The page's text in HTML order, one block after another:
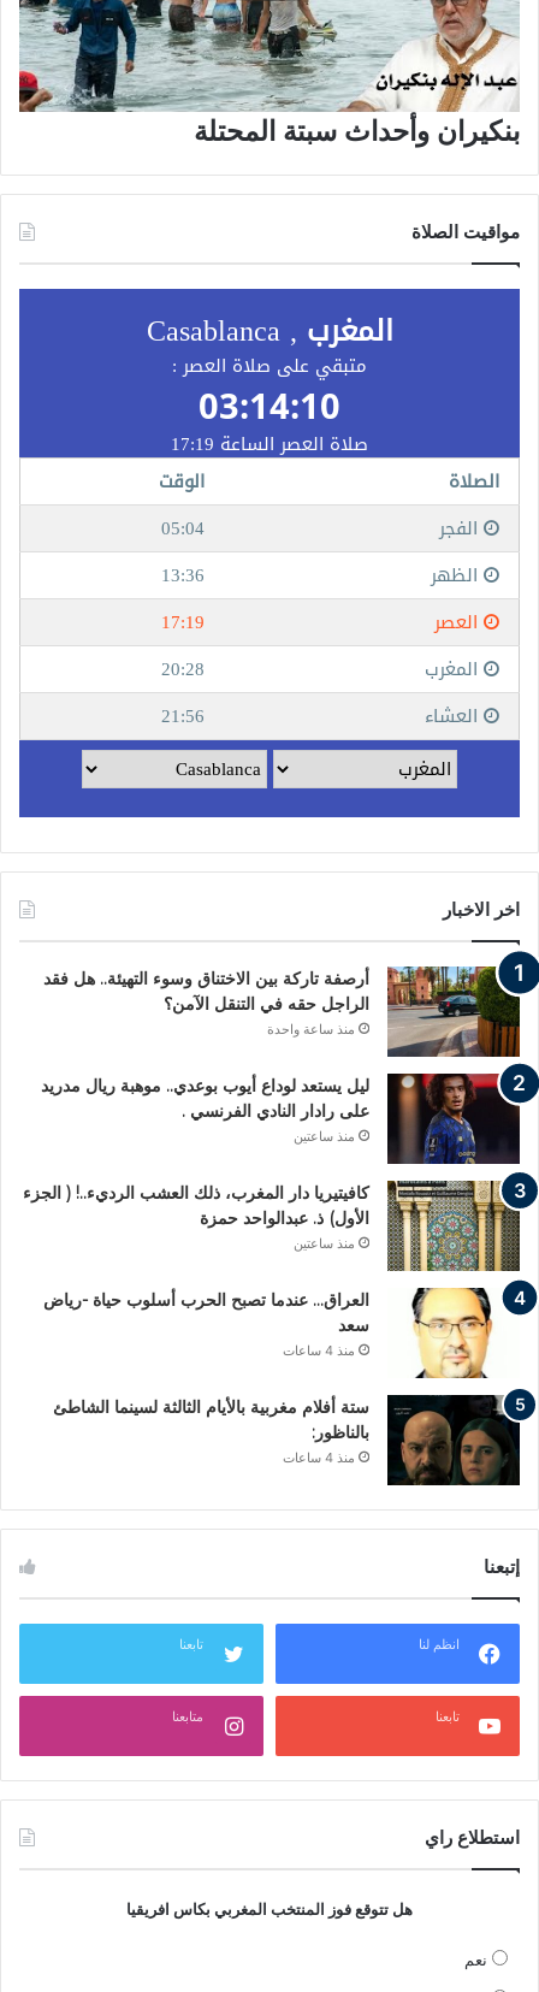
بنكيران وأحداث سبتة المحتلة
مواقيت الصلاة
اخر الاخبار
أرصفة تاركة بين الاختناق وسوء التهيئة.. هل فقد
الراجل حقه في التنقل الآمن؟
منذ ساعة واحدة
ليل يستعد لوداع أيوب بوعدي.. موهبة ريال مدريد
على رادار النادي الفرنسي .
منذ ساعتين
كافيتيريا دار المغرب، ذلك العشب الرديء..! ( الجزء
الأول) ذ. عبدالواحد حمزة
منذ ساعتين
العراق… عندما تصبح الحرب أسلوب حياة -رياض
سعد
منذ 4 ساعات
ستة أفلام مغربية بالأيام الثالثة لسينما الشاطئ
بالناظور:
منذ 4 ساعات
إتبعنا
انظم لنا تابعنا
تابعنا متابعنا
استطلاع راي
هل تتوقع فوز المنتخب المغربي بكاس افريقيا
نعم